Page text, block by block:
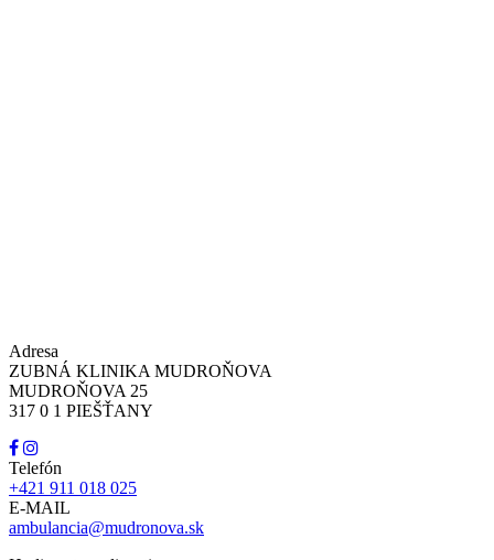
Adresa
ZUBNÁ KLINIKA MUDROŇOVA
MUDROŇOVA 25
317 0 1 PIEŠŤANY
Telefón
+421 911 018 025
E-MAIL
ambulancia@mudronova.sk